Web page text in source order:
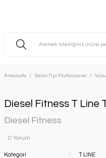
Anasayfa Salon Tipi Profesyonel
Diesel Fitness T Line
Diesel Fitness
0 Yorum
Kategori
T LINE